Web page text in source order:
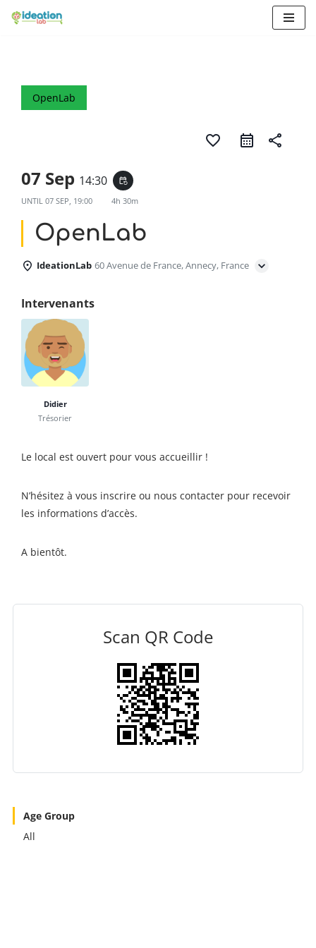
OpenLab
favorite_border share
07 Sep 14:30 event_repeat
UNTIL 07 SEP, 19:00 4h 30m
OpenLab
IdeationLab 60 Avenue de France, Annecy, France
Intervenants
Didier
Trésorier
Le local est ouvert pour vous accueillir !
N’hésitez à vous inscrire ou nous contacter pour recevoir
les informations d’accès.
A bientôt.
Scan QR Code
Age Group
All